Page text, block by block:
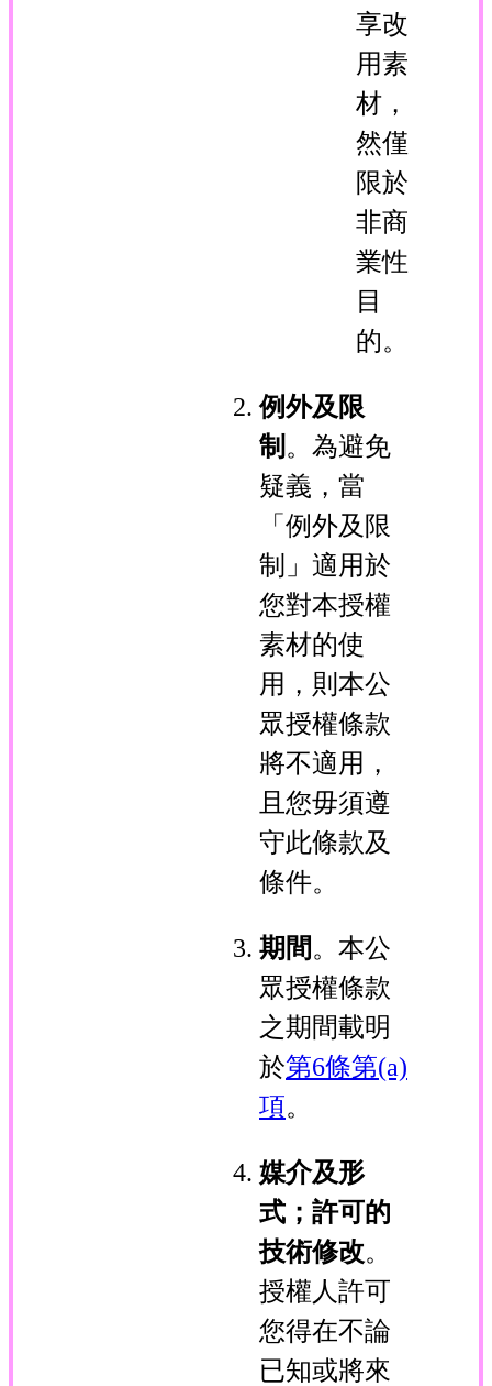
享改
用素
材，
然僅
限於
非商
業性
目
的。
例外及限
制 。為避免
疑義，當
「例外及限
制」適用於
您對本授權
素材的使
用，則本公
眾授權條款
將不適用，
且您毋須遵
守此條款及
條件。
期間。本公
眾授權條款
之期間載明
於第6條第(a)
項。
媒介及形
式；許可的
技術修改。
授權人許可
您得在不論
已知或將來